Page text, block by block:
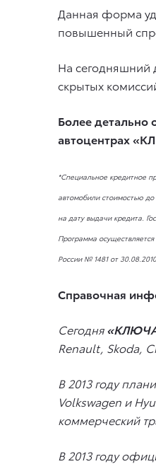
Данная форма
повышенный
На сегодняшний
скрытых
Более детально
автоцентрах
*Специальное кредитное
автомобили стоимостью до
на дату выдачи кредита.
Программа
России № 1481 от
Справочная
Сегодня
Renault, Skoda,
В 2013 году
Volkswagen и
коммерческий
В 2013 году